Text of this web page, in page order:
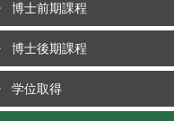
博士前期課程
博士後期課程
学位取得